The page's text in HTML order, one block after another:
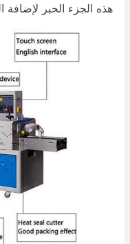
هذه الجزء الحبر لإضافة